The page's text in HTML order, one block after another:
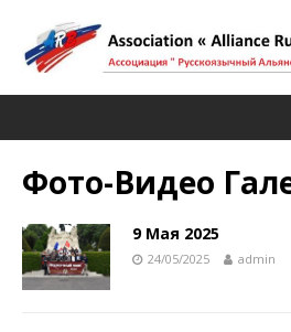
Фото-Видео
9 Мая 2025
24/05/2025 admin